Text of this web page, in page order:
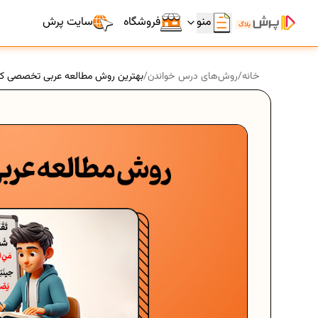
سایت پرش فروشگاه منو
خانه/روش‌های درس خواندن/بهترین روش مطالعه عربی تخصصی